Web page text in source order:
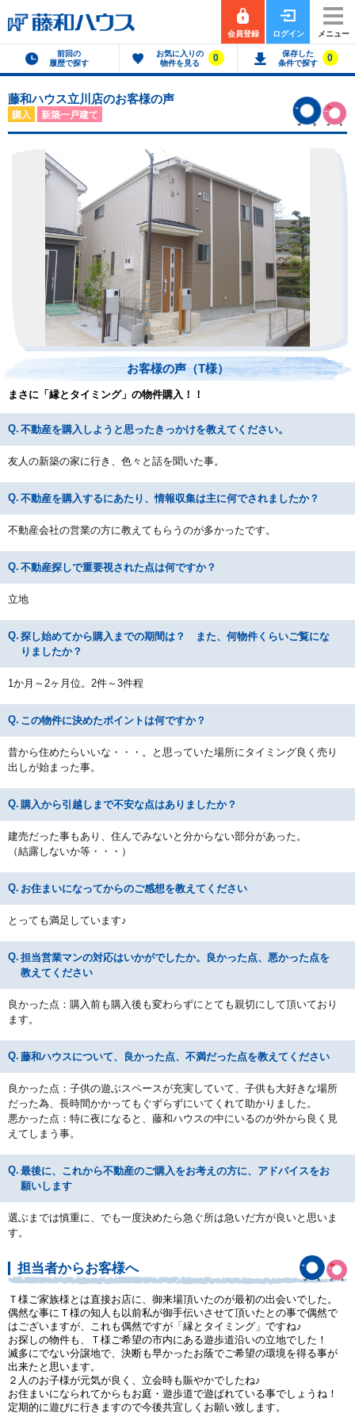
会員登録 ログイン メニュー
前回の
履歴で探す
お気に入りの
物件を見る
0
保存した
条件で探す
0
藤和ハウス立川店のお客様の声
購入 新築一戸建て
お客様の声（T様）
まさに「縁とタイミング」の物件購入！！
不動産を購入しようと思ったきっかけを教えてください。
友人の新築の家に行き、色々と話を聞いた事。
不動産を購入するにあたり、情報収集は主に何でされましたか？
不動産会社の営業の方に教えてもらうのが多かったです。
不動産探しで重要視された点は何ですか？
立地
探し始めてから購入までの期間は？ また、何物件くらいご覧にな
りましたか？
1か月～2ヶ月位。2件～3件程
この物件に決めたポイントは何ですか？
昔から住めたらいいな・・・。と思っていた場所にタイミング良く売り
出しが始まった事。
購入から引越しまで不安な点はありましたか？
建売だった事もあり、住んでみないと分からない部分があった。
（結露しないか等・・・）
お住まいになってからのご感想を教えてください
とっても満足しています♪
担当営業マンの対応はいかがでしたか。良かった点、悪かった点を
教えてください
良かった点：購入前も購入後も変わらずにとても親切にして頂いており
ます。
藤和ハウスについて、良かった点、不満だった点を教えてください
良かった点：子供の遊ぶスペースが充実していて、子供も大好きな場所
だった為、長時間かかってもぐずらずにいてくれて助かりました。
悪かった点：特に夜になると、藤和ハウスの中にいるのが外から良く見
えてしまう事。
最後に、これから不動産のご購入をお考えの方に、アドバイスをお
願いします
選ぶまでは慎重に、でも一度決めたら急ぐ所は急いだ方が良いと思いま
す。
担当者からお客様へ
Ｔ様ご家族様とは直接お店に、御来場頂いたのが最初の出会いでした。
偶然な事にＴ様の知人も以前私が御手伝いさせて頂いたとの事で偶然で
はございますが、これも偶然ですが「縁とタイミング」ですね♪
お探しの物件も、Ｔ様ご希望の市内にある遊歩道沿いの立地でした！
滅多にでない分譲地で、決断も早かったお蔭でご希望の環境を得る事が
出来たと思います。
２人のお子様が元気が良く、立会時も賑やかでしたね♪
お住まいになられてからもお庭・遊歩道で遊ばれている事でしょうね！
定期的に遊びに行きますので今後共宜しくお願い致します。